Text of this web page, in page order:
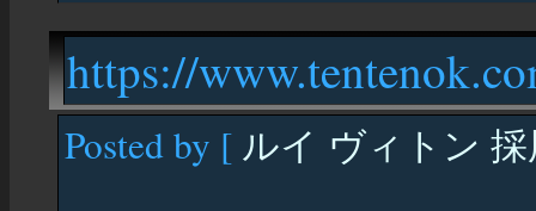
https://
Posted by [ ルイ ヴィトン